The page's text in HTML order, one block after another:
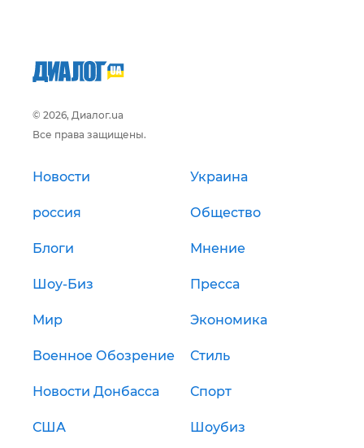
© 2026, Диалог.ua
Все права защищены.
Новости Украина
россия Общество
Блоги Мнение
Шоу-Биз Пресса
Мир Экономика
Военное Обозрение Стиль
Новости Донбасса Спорт
США Шоубиз